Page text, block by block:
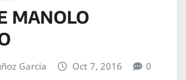
MANOLO
Garcia Oct 7, 2016 0